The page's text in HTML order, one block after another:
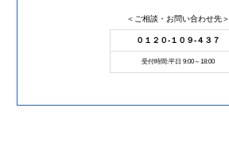
＜ご相談・お問い合わせ先＞
０１２０-１０９-４３７
受付時間:平日 9:00～18:00